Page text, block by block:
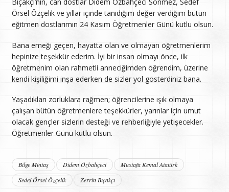
Bıçakçı’nın, can dostlar Didem Özbahçeci Sönmez, Sedef
Örsel Özçelik ve yıllar içinde tanıdığım değer verdiğim bütün
eğitmen dostlarımın 24 Kasım Öğretmenler Günü kutlu olsun.
Bana emeği geçen, hayatta olan ve olmayan öğretmenlerim
hepinize teşekkür ederim. İyi bir insan olmayı önce, ilk
öğretmenim olan rahmetli anneciğimden öğrendim, üzerine
kendi kişiliğimi inşa ederken de sizler yol gösterdiniz bana.
Yaşadıkları zorluklara rağmen; öğrencilerine ışık olmaya
çalışan bütün öğretmenlere teşekkürler, yarınlar için umut
olacak gençler sizlerin desteği ve rehberliğiyle yetişecekler.
Öğretmenler Günü kutlu olsun.
Bilge Mintaş Didem Özbahçeci
Mustafa Kemal Atatürk
Sedef Örsel Özçelik
Zerrin Bıçakçı